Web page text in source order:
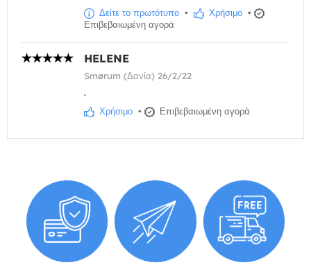
Δείτε το πρωτότυπο • Χρήσιμο •
Επιβεβαιωμένη αγορά
HELENE
Smørum (Δανία) 26/2/22
.
Χρήσιμο • Επιβεβαιωμένη αγορά